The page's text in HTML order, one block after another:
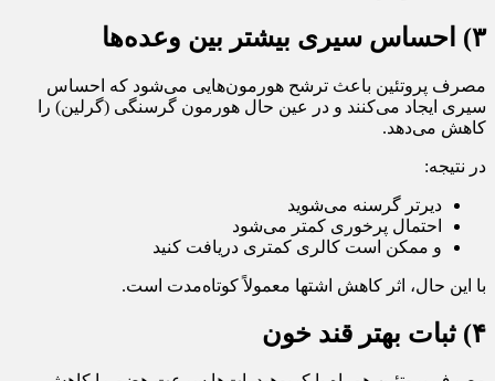
۳) احساس سیری بیشتر بین وعده‌ها
مصرف پروتئین باعث ترشح هورمون‌هایی می‌شود که احساس
سیری ایجاد می‌کنند و در عین حال هورمون گرسنگی (گرلین) را
کاهش می‌دهد.
در نتیجه:
دیرتر گرسنه می‌شوید
احتمال پرخوری کمتر می‌شود
و ممکن است کالری کمتری دریافت کنید
با این حال، اثر کاهش اشتها معمولاً کوتاه‌مدت است.
۴) ثبات بهتر قند خون